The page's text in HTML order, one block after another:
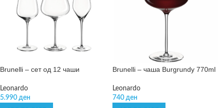
Brunelli – сет од 12 чаши
Leonardo
5.990 ден
Brunelli – чаша Burgrundy 770ml
Leonardo
740 ден